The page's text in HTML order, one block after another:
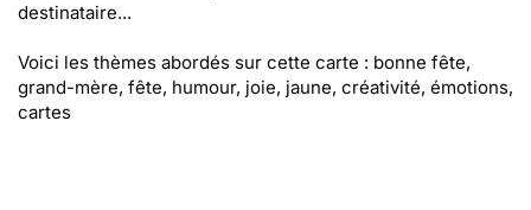
destinataire...
Voici les thèmes abordés sur cette carte : bonne fête,
grand-mère, fête, humour, joie, jaune, créativité, émotions,
cartes